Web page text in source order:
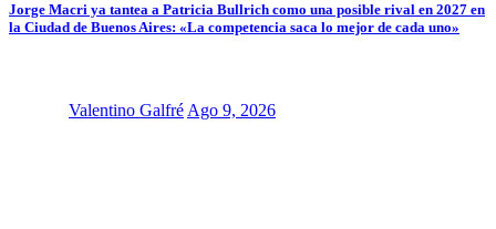
Jorge Macri ya tantea a Patricia Bullrich como una posible rival en 2027 en
la Ciudad de Buenos Aires: «La competencia saca lo mejor de cada uno»
Valentino Galfré Ago 9, 2026